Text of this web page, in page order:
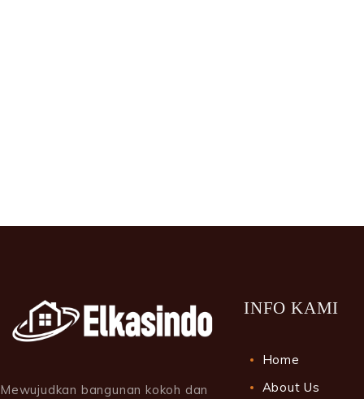
Mewujudkan bangunan kokoh dan
INFO KAMI
Home
About Us